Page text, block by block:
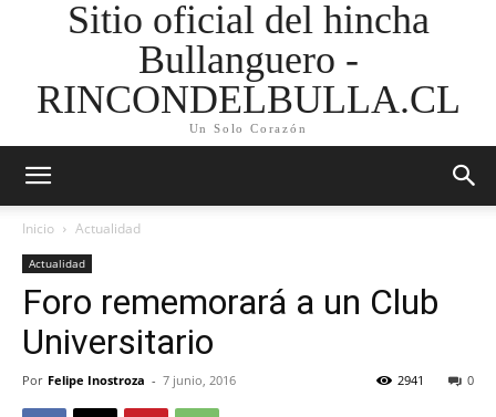
Sitio oficial del hincha
Bullanguero -
RINCONDELBULLA.CL
Un Solo Corazón
Inicio Actualidad
Actualidad
Foro rememorará a un Club
Universitario
Por Felipe Inostroza - 7 junio, 2016 0
2941